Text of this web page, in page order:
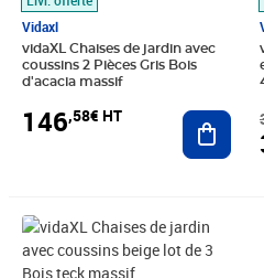
Vidaxl
vidaXL Chaises de jardin avec
coussins 2 Pièces Gris Bois
d'acacia massif
146,58€ HT
Prix 187,43€ HT